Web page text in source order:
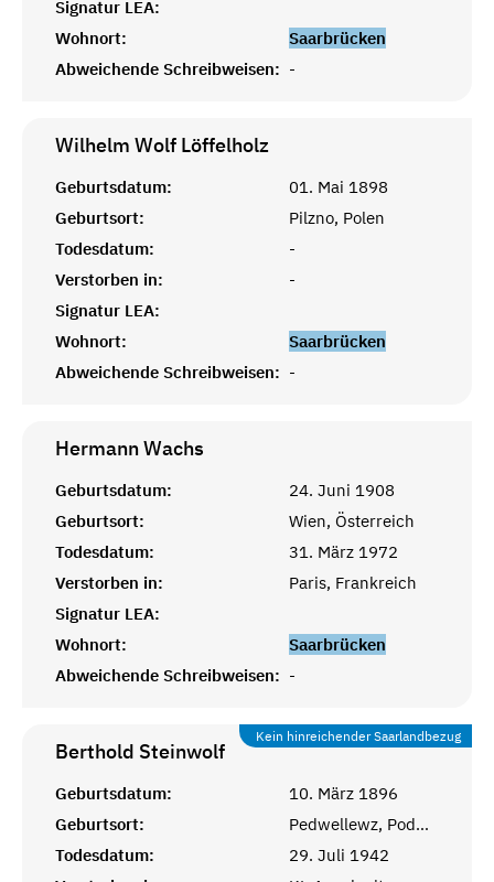
Signatur LEA:
Wohnort:
Saarbrücken
Abweichende Schreibweisen: -
Wilhelm Wolf Löffelholz
Geburtsdatum:
01. Mai 1898
Geburtsort:
Pilzno, Polen
Todesdatum:
-
Verstorben in:
-
Signatur LEA:
Wohnort:
Saarbrücken
Abweichende Schreibweisen: -
HermannWachs
Geburtsdatum:
24. Juni 1908
Geburtsort:
Wien, Österreich
Todesdatum:
31. März 1972
Verstorben in:
Paris, Frankreich
Signatur LEA:
Wohnort:
Saarbrücken
Abweichende Schreibweisen: -
Kein hinreichender Saarlandbezug
Berthold Steinwolf
Geburtsdatum:
10. März 1896
Geburtsort:
Pedwellewz, Podwoloczyska, Ukraine
Todesdatum:
29. Juli 1942